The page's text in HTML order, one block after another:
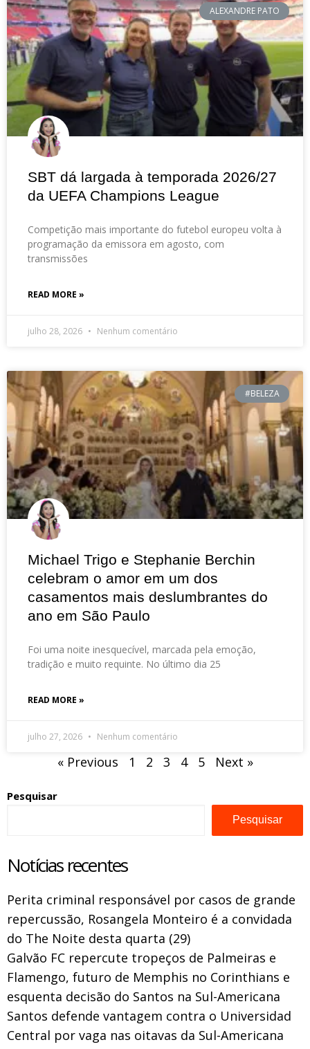
ALEXANDRE PATO
SBT dá largada à temporada 2026/27
da UEFA Champions League
Competição mais importante do futebol europeu volta à
programação da emissora em agosto, com
transmissões
READ MORE »
julho 28, 2026 Nenhum comentário
#BELEZA
Michael Trigo e Stephanie Berchin
celebram o amor em um dos
casamentos mais deslumbrantes do
ano em São Paulo
Foi uma noite inesquecível, marcada pela emoção,
tradição e muito requinte. No último dia 25
READ MORE »
julho 27, 2026 Nenhum comentário
« Previous 1 2 3 4 5 Next »
Pesquisar
Pesquisar
Notícias recentes
Perita criminal responsável por casos de grande
repercussão, Rosangela Monteiro é a convidada
do The Noite desta quarta (29)
Galvão FC repercute tropeços de Palmeiras e
Flamengo, futuro de Memphis no Corinthians e
esquenta decisão do Santos na Sul-Americana
Santos defende vantagem contra o Universidad
Central por vaga nas oitavas da Sul-Americana